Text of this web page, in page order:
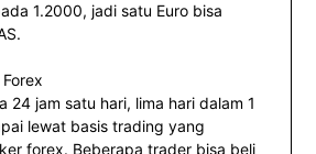
1.2000, jadi satu Euro bisa
24 jam satu hari, lima hari dalam 1
lewat basis trading yang
forex. Beberapa trader bisa beli